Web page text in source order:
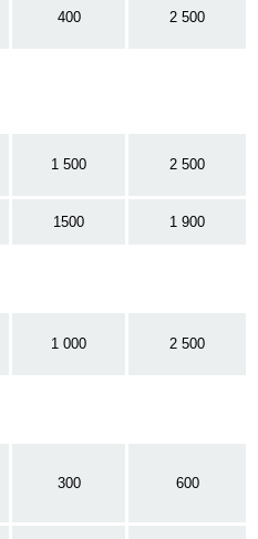
400 2 500
1 500 2 500
1500 1 900
1 000 2 500
300 600